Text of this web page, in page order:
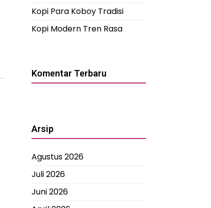
Kopi Para Koboy Tradisi
Kopi Modern Tren Rasa
Komentar Terbaru
Arsip
Agustus 2026
Juli 2026
Juni 2026